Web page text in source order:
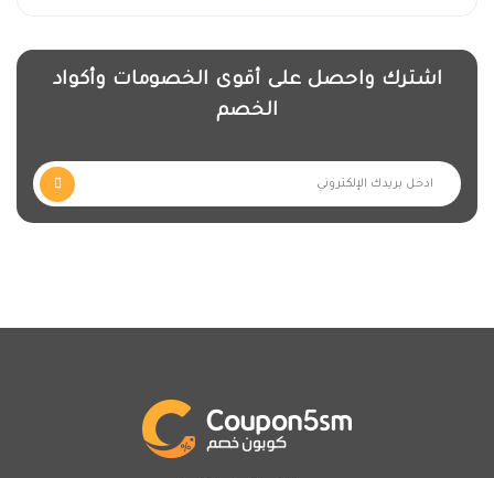
اشترك واحصل على أقوى الخصومات وأكواد
الخصم